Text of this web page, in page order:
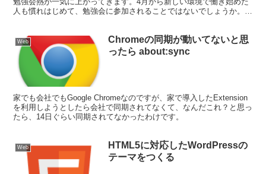
人も慣れはじめて、勉強会に参加されることではないでしょうか。い
す。
Web
Chromeの同期が動いてないと思
ったら about:sync
家でも会社でもGoogle Chromeなのですが、家で導入したExtension
を利用しようとしたら会社で同期されてなくて、なんだこれ？と思っ
たら、14日ぐらい同期されてなかったわけです。
Web
HTML5に対応したWordPressの
テーマをつくる